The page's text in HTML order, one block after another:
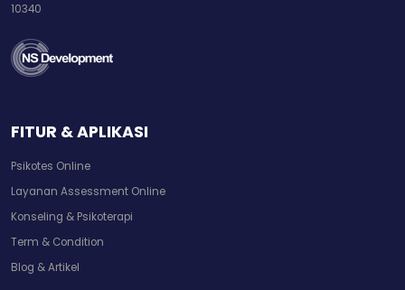
10340
FITUR & APLIKASI
Psikotes Online
Layanan Assessment Online
Konseling & Psikoterapi
Term & Condition
Blog & Artikel